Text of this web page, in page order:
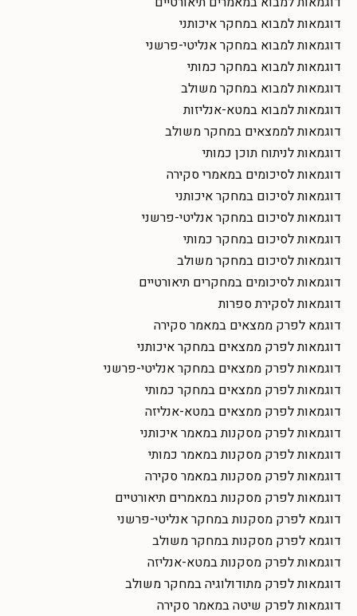
דוגמאות למבוא במחקר איכותני
דוגמאות למבוא במחקר אנליטי-פרשני
דוגמאות למבוא במחקר כמותי
דוגמאות למבוא במחקר משולב
דוגמאות למבוא במטא-אנליזות
דוגמאות לממצאים במחקר משולב
דוגמאות לניתוח תוכן כמותי
דוגמאות לסיכומים במאמרי סקירה
דוגמאות לסיכום במחקר איכותני
דוגמאות לסיכום במחקר אנליטי-פרשני
דוגמאות לסיכום במחקר כמותי
דוגמאות לסיכום במחקר משולב
דוגמאות לסיכומים במחקרים תיאורטיים
דוגמאות לסקירת ספרות
דוגמא לפרק ממצאים במאמר סקירה
דוגמאות לפרק ממצאים במחקר איכותני
דוגמאות לפרק ממצאים במחקר אנליטי-פרשני
דוגמאות לפרק ממצאים במחקר כמותי
דוגמאות לפרק ממצאים במטא-אנליזה
דוגמאות לפרק מסקנות במאמר איכותני
דוגמאות לפרק מסקנות במאמר כמותי
דוגמאות לפרק מסקנות במאמר סקירה
דוגמאות לפרק מסקנות במאמרים תיאורטיים
דוגמא לפרק מסקנות במחקר אנליטי-פרשני
דוגמא לפרק מסקנות במחקר משולב
דוגמאות לפרק מסקנות במטא-אנליזה
דוגמאות לפרק מתודולוגיה במחקר משולב
דוגמאות לפרק שיטה במאמר סקירה